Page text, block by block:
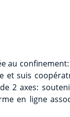
au
et suis
2 axes:
en ligne